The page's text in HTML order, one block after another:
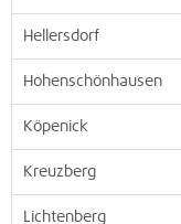
Hellersdorf
Hohenschönhausen
Köpenick
Kreuzberg
Lichtenberg